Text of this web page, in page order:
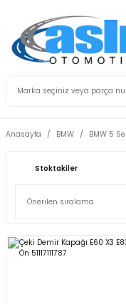
Anasayfa BMW BMW 5
Stoktakiler